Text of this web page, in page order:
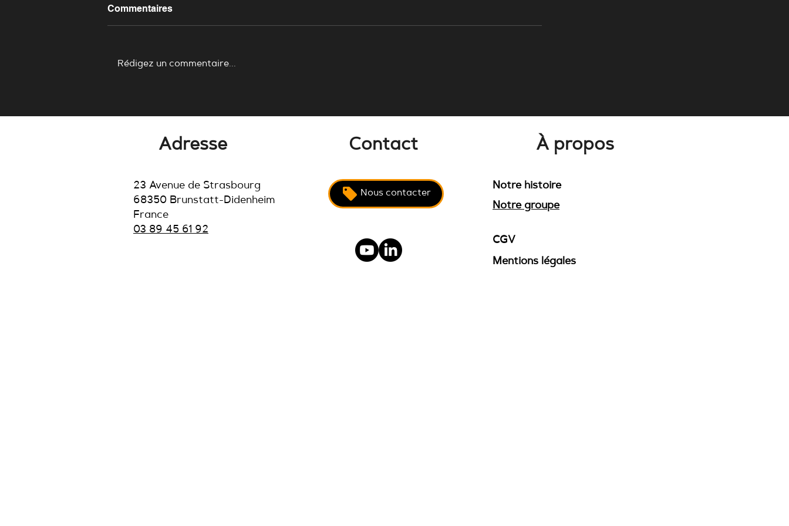
toutes vos données
Commentaires
Rédigez un commentaire...
Adresse
23 Avenue de Strasbourg
68350 Brunstatt-Didenheim
France
03 89 45 61 92
Contact
Nous contacter
À propos
Notre histoire
Notre groupe
CGV
Mentions légales